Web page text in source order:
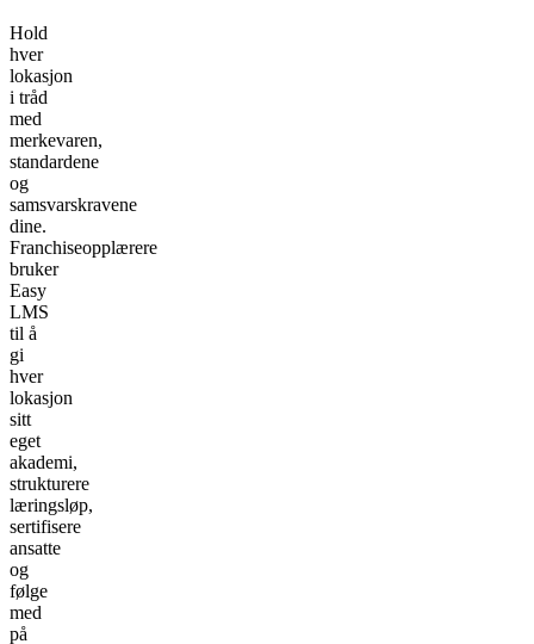
Hold
hver
lokasjon
i tråd
med
merkevaren,
standardene
og
samsvarskravene
dine.
Franchiseopplærere
bruker
Easy
LMS
til å
gi
hver
lokasjon
sitt
eget
akademi,
strukturere
læringsløp,
sertifisere
ansatte
og
følge
med
på